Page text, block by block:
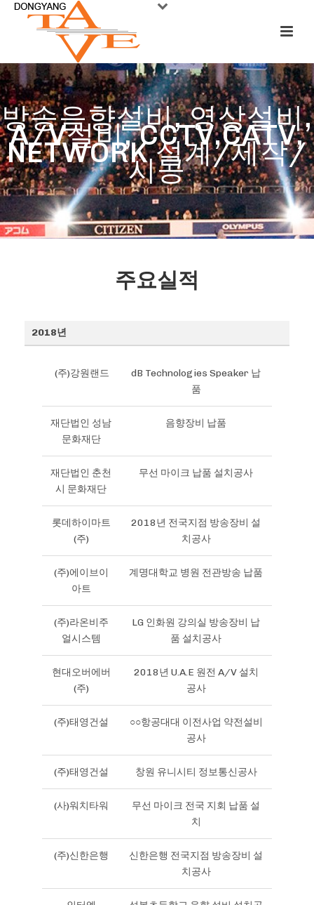
방송음향설비, 영상설비,
A/V설비, CCTV,CATV,
NETWORK 설계/제작/
시공
주요실적
2018년
(주)강원랜드
dB Technologies Speaker 납
품
재단법인 성남
문화재단
음향장비 납품
재단법인 춘천
시 문화재단
무선 마이크 납품 설치공사
롯데하이마트
(주)
2018년 전국지점 방송장비 설
치공사
(주)에이브이
아트
계명대학교 병원 전관방송 납품
(주)라온비주
얼시스템
LG 인화원 강의실 방송장비 납
품 설치공사
현대오버에버
(주)
2018년 U.A.E 원전 A/V 설치
공사
(주)태영건설
○○항공대대 이전사업 약전설비
공사
(주)태영건설 창원 유니시티 정보통신공사
(사)워치타워
무선 마이크 전국 지회 납품 설
치
(주)신한은행
신한은행 전국지점 방송장비 설
치공사